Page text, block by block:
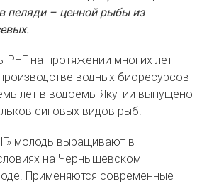
пеляди – ценной рыбы из
РНГ на протяжении многих лет
водных биоресурсов
лет в водоемы Якутии выпущено
сиговых видов рыб.
молодь выращивают в
на Чернышевском
Применяются современные